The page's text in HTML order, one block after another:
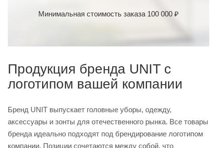
Минимальная стоимость заказа 100 000 ₽
Продукция бренда UNIT с
логотипом вашей компании
Бренд UNIT выпускает головные уборы, одежду,
аксессуары и зонты для отечественного рынка. Все товары
бренда идеально подходят под брендирование логотипом
компании. Позиции сочетаются между собой, что